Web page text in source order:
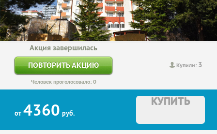
Купили: 3
Акция завершилась
ПОВТОРИТЬ АКЦИЮ
Человек проголосовало: 0
от 4360 руб.
КУПИТЬ